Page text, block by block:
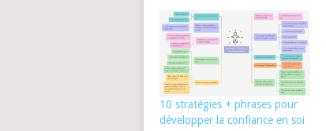
10 stratégies + phrases pour
développer la confiance en soi